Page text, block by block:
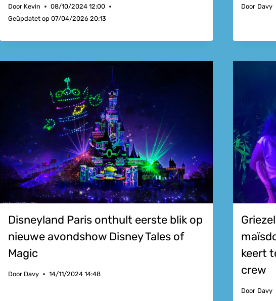
Door Kevin
08/10/2024 12:00
Geüpdatet op 07/04/2026 20:13
Door Davy
Disneyland Paris onthult eerste blik op
nieuwe avondshow Disney Tales of
Magic
Door Davy 14/11/2024 14:48
keert
crew
Door Davy